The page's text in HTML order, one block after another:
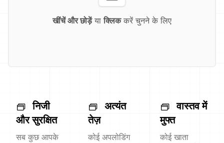
खींचें और छोड़ेंया क्लिककरें चुनने के लिए
निजी
और सुरक्षित
सब कुछ आपके
अत्यंत
तेज़
कोई अपलोडिंग
वास्तव में
मुफ्त
कोई खाता